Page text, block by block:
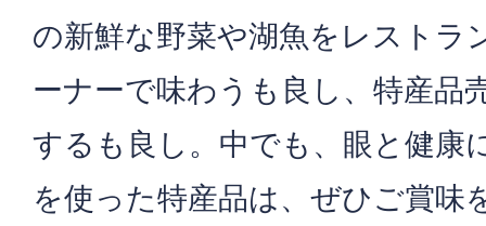
の新鮮な野菜や湖魚をレストラ
ーナーで味わうも良し、特産品
するも良し。中でも、眼と健康
を使った特産品は、ぜひご賞味